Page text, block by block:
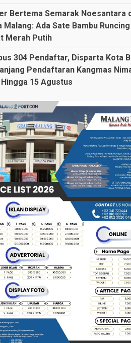
Bertema Semarak Noesantara
Malang: Ada Sate Bambu
Merah Putih
304 Pendaftar, Disparta Kota
Pendaftaran Kangmas
Hingga 15 Agustus